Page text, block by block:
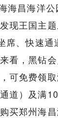
海昌海洋
现王国主
席、快速通
看，黑钻
可免费领
通道）及满
买郑州海